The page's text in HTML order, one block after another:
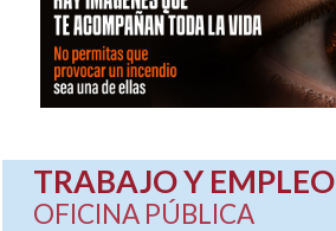
TRABAJO Y EMPLEO
OFICINA PÚBLICA